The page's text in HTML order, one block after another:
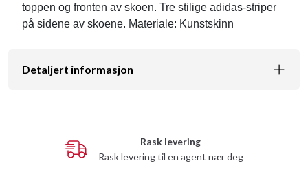
toppen og fronten av skoen. Tre stilige adidas-striper
på sidene av skoene. Materiale: Kunstskinn
Detaljert informasjon
Rask levering
Rask levering til en agent nær deg